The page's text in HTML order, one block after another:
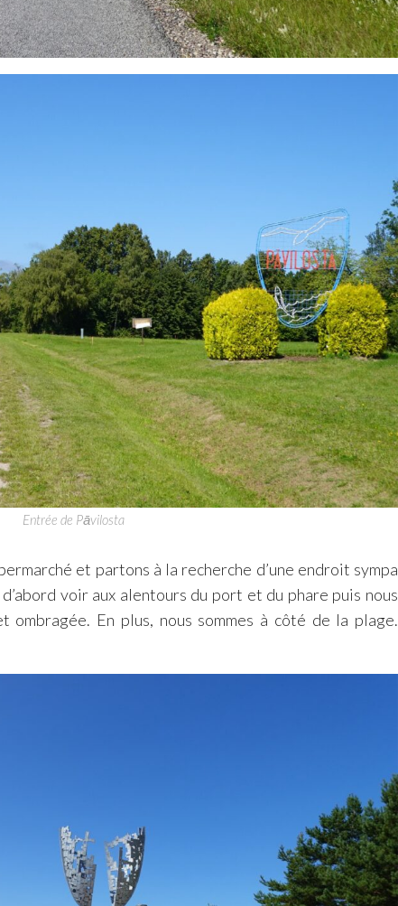
Entrée de Pāvilosta
et partons à la recherche d’une endroit sympa
voir aux alentours du port et du phare puis nous
ombragée. En plus, nous sommes à côté de la plage.